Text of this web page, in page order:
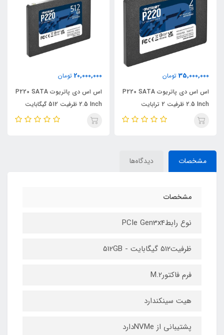
35,000,000 تومان
اس اس دی پاتریوت P220 SATA
2.5 Inch ظرفیت 2 ترابایت
20,000,000 تومان
اس اس دی پاتریوت P220 SATA
2.5 Inch ظرفیت 512 گیگابایت
مشخصات دیدگاه‌ها
مشخصات
نوع رابطPCIe Gen3x4
ظرفیت512 گیگابایت - 512GB
فرم فاکتورM.2
هیت سینکندارد
پشتیبانی از NVMeدارد